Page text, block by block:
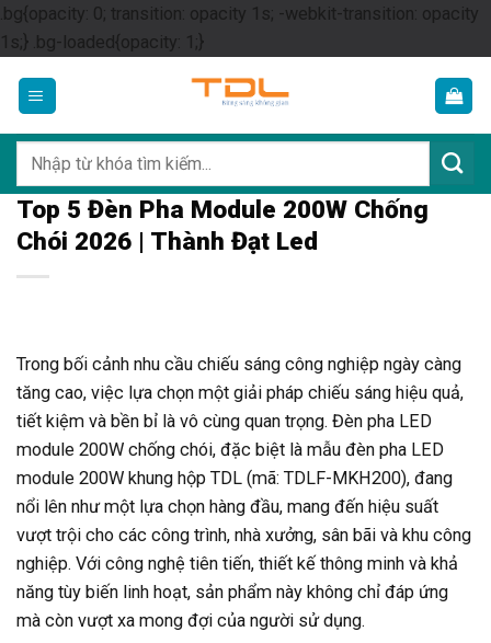
.bg{opacity: 0; transition: opacity 1s; -webkit-transition: opacity
1s;} .bg-loaded{opacity: 1;}Skip
content
kiếm:
Top 5 Đèn Pha Module 200W Chống
Chói 2026 | Thành Đạt Led
Trong bối cảnh nhu cầu chiếu sáng công nghiệp ngày càng
tăng cao, việc lựa chọn một giải pháp chiếu sáng hiệu quả,
tiết kiệm và bền bỉ là vô cùng quan trọng. Đèn pha LED
module 200W chống chói, đặc biệt là mẫu đèn pha LED
module 200W khung hộp TDL (mã: TDLF-MKH200), đang
nổi lên như một lựa chọn hàng đầu, mang đến hiệu suất
vượt trội cho các công trình, nhà xưởng, sân bãi và khu công
nghiệp. Với công nghệ tiên tiến, thiết kế thông minh và khả
năng tùy biến linh hoạt, sản phẩm này không chỉ đáp ứng
mà còn vượt xa mong đợi của người sử dụng.